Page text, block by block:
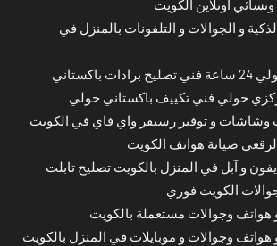
أونلاين الكويت
و الجوالات و التلفونات بالمنزل في
حولي فني تكييف باكستاني حولي
وشاشات و توفير رسيفر واي فاي في الكويت
صيانة هواتف الكويت
و آبل في المنزل بالكويت تصليح تابلت
الكويت فوري
هواتف وجوالات مستعملة بالكويت
هواتف وجوالات و موبايلات في المنزل بالكويت